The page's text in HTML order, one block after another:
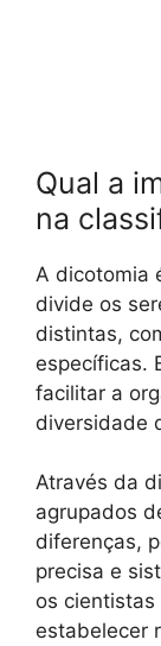
Qual a
na
A dicotomia
divide os
distintas,
específicas.
facilitar a
diversidade
Através da
agrupados
diferenças,
precisa e
os
estabelecer